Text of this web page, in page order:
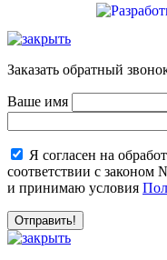
Заказать обратный
Ваше имя
Я согласен на
соответствии с
и принимаю условия